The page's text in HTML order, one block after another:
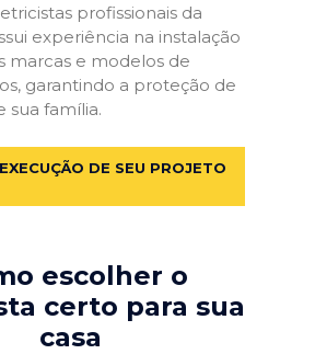
profissionais da
experiência na instalação
marcas e modelos de
garantindo a proteção de
sua família.
DE SEU PROJETO
escolher o
certo para sua
casa